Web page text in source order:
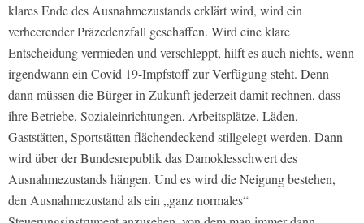
klares Ende des Ausnahmezustands erklärt wird, wird ein
verheerender Präzedenzfall geschaffen. Wird eine klare
Entscheidung vermieden und verschleppt, hilft es auch nichts, wenn
irgendwann ein Covid 19-Impfstoff zur Verfügung steht. Denn
dann müssen die Bürger in Zukunft jederzeit damit rechnen, dass
ihre Betriebe, Sozialeinrichtungen, Arbeitsplätze, Läden,
Gaststätten, Sportstätten flächendeckend stillgelegt werden. Dann
wird über der Bundesrepublik das Damoklesschwert des
Ausnahmezustands hängen. Und es wird die Neigung bestehen,
den Ausnahmezustand als ein „ganz normales“